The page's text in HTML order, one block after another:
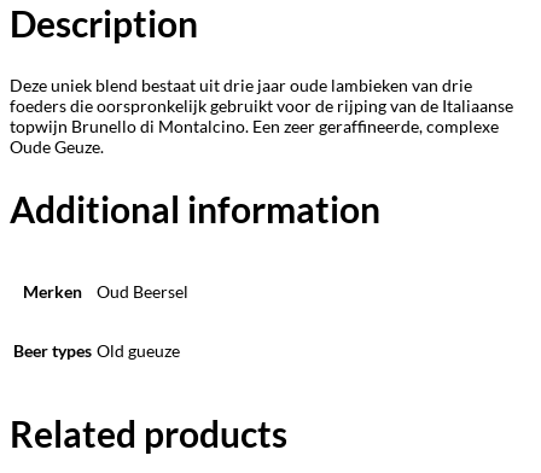
Description
Deze uniek blend bestaat uit drie jaar oude lambieken van drie
foeders die oorspronkelijk gebruikt voor de rijping van de Italiaanse
topwijn Brunello di Montalcino. Een zeer geraffineerde, complexe
Oude Geuze.
Additional information
Merken Oud Beersel
Beer types Old gueuze
Related products